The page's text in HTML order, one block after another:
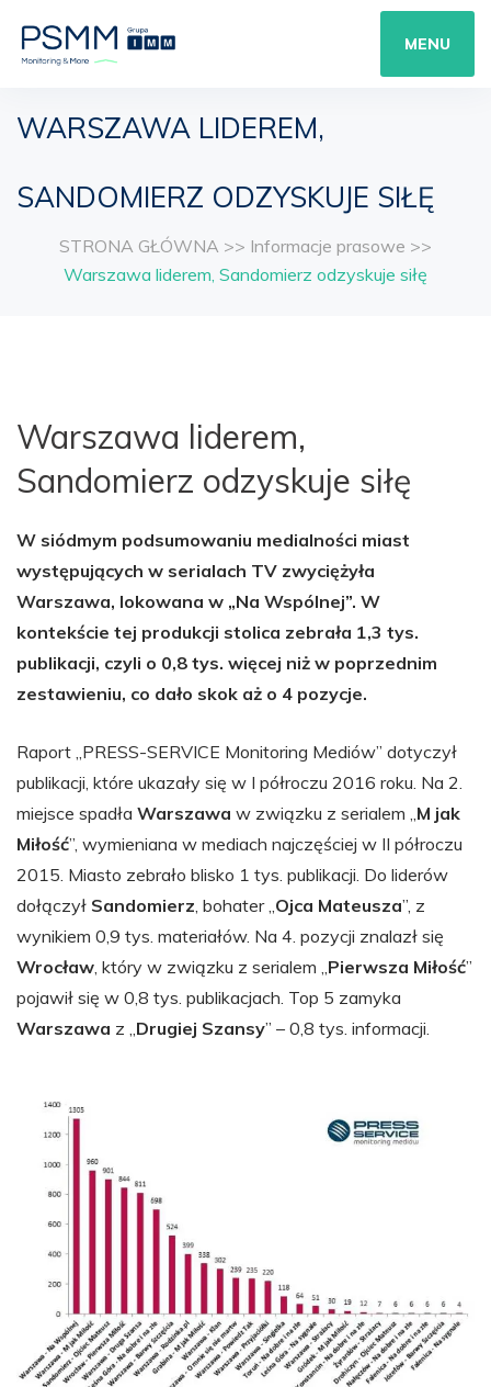
MENU
WARSZAWA LIDEREM,
SANDOMIERZ ODZYSKUJE SIŁĘ
STRONA GŁÓWNA >> Informacje prasowe >>
Warszawa liderem, Sandomierz odzyskuje siłę
Warszawa liderem,
Sandomierz odzyskuje siłę
W siódmym podsumowaniu medialności miast
występujących w serialach TV zwyciężyła
Warszawa, lokowana w „Na Wspólnej”. W
kontekście tej produkcji stolica zebrała 1,3 tys.
publikacji, czyli o 0,8 tys. więcej niż w poprzednim
zestawieniu, co dało skok aż o 4 pozycje.
Raport „PRESS-SERVICE Monitoring Mediów” dotyczył
publikacji, które ukazały się w I półroczu 2016 roku. Na 2.
miejsce spadła Warszawa w związku z serialem „M jak
Miłość”, wymieniana w mediach najczęściej w II półroczu
2015. Miasto zebrało blisko 1 tys. publikacji. Do liderów
dołączył Sandomierz, bohater „Ojca Mateusza”, z
wynikiem 0,9 tys. materiałów. Na 4. pozycji znalazł się
Wrocław, który w związku z serialem „Pierwsza Miłość”
pojawił się w 0,8 tys. publikacjach. Top 5 zamyka
Warszawa z „Drugiej Szansy” – 0,8 tys. informacji.